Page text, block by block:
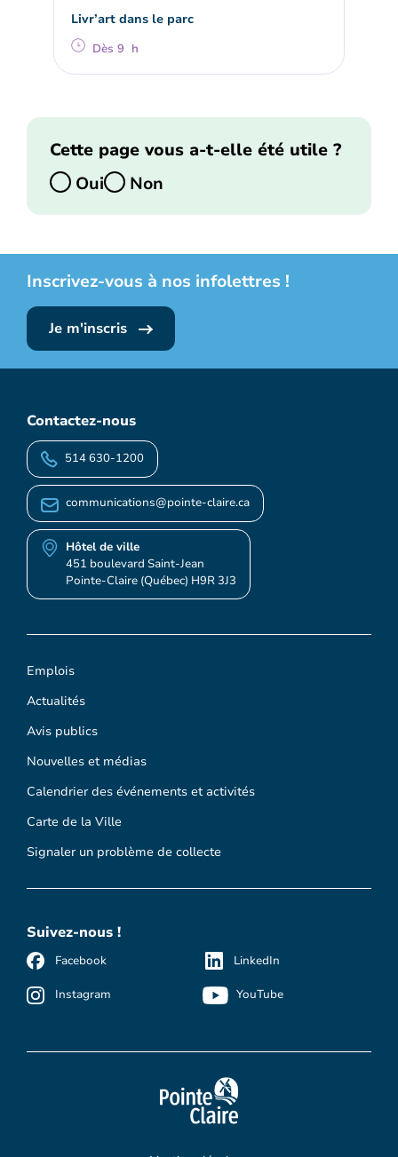
Livr’art dans le parc
Dès 9 h
Cette page vous a-t-elle été utile ?
Oui
Non
Inscrivez-vous à nos infolettres !
Je m'inscris
Emplois
Actualités
Avis publics
Nouvelles et médias
Calendrier des événements et activités
Carte de la Ville
Signaler un problème de collecte
Contactez-nous
514 630-1200
communications@pointe-claire.ca
Hôtel de ville
451 boulevard Saint-Jean
Pointe-Claire (Québec) H9R 3J3
Suivez-nous !
Facebook
Instagram
LinkedIn
YouTube